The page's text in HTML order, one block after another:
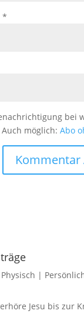
*
bei
möglich: Abo
Physisch |
Jesu bis zur